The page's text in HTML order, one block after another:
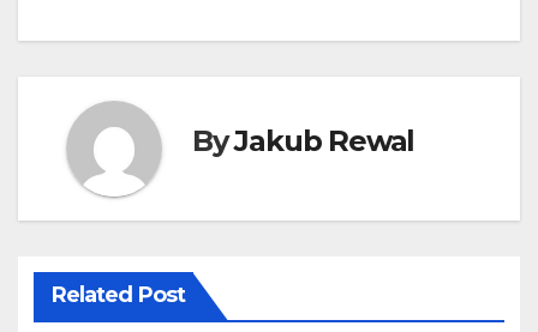
ByJakub Rewal
Related Post